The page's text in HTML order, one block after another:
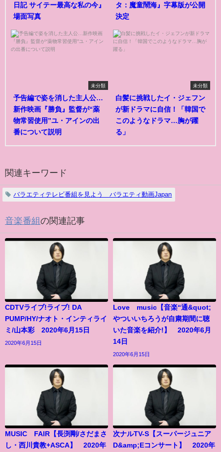
日記 サイテー最高な私の今』
場面写真
タ：魔童鬧海』字幕版が公開
決定
未分類
予告編で姿を消した主人公…
新作映画『勝負』監督が“薬
物常習使用”ユ・アインの出
番について説明
未分類
白髪に挑戦したイ・ジェフン
が新ドラマに自信！「韓国で
このようなドラマ…胸が躍
る」
関連キーワード
バラエティテレビ番組を見よう バラエティ動画Japan
音楽番組 の関連記事
CDTVライブ!ライブ! DA
PUMP/HY/ナオト・インティライ
ミ/山本彩 2020年6月15日
2020年6月15日
Love music【音楽“通&quot;
やついいちろうが自粛期間に聴
いた音楽を紹介!】 2020年6月
14日
2020年6月15日
MUSIC FAIR【長渕剛/さだまさ
し・西川貴教+ASCA】 2020年
次ナルTV-S【スーパージュニア
D&amp;Eコンサート】 2020年